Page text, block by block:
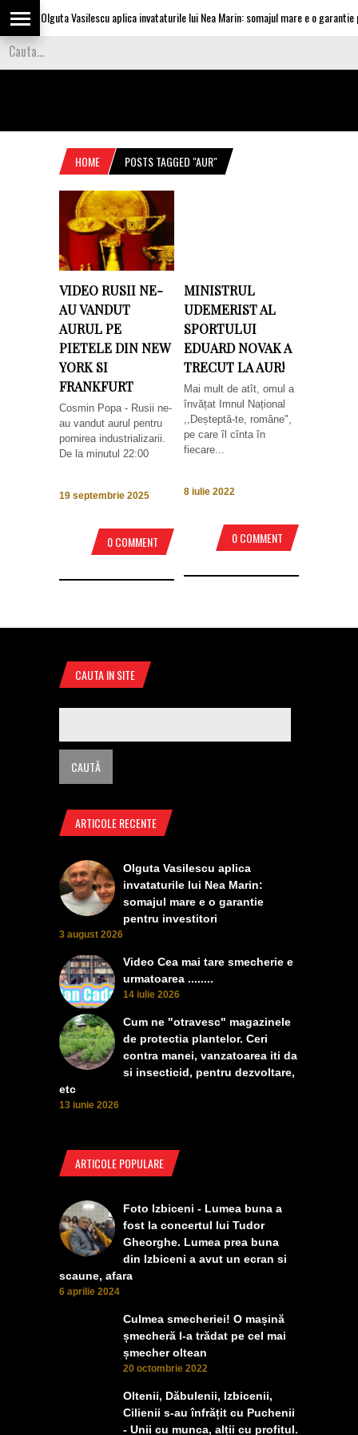
Olguta Vasilescu aplica invataturile lui Nea Marin: somajul mare e o garantie
HOME POSTS TAGGED "AUR"
VIDEO RUSII NE-
AU VANDUT
AURUL PE
PIETELE DIN NEW
YORK SI
FRANKFURT
Cosmin Popa - Rusii ne-
au vandut aurul pentru
pornirea industrializarii.
De la minutul 22:00
19 septembrie 2025
0 COMMENT
MINISTRUL
UDEMERIST AL
SPORTULUI
EDUARD NOVAK A
TRECUT LA AUR!
Mai mult de atît, omul a
învățat Imnul Național
,,Deșteptă-te, române",
pe care îl cînta în
fiecare...
8 iulie 2022
0 COMMENT
CAUTA IN SITE
ARTICOLE RECENTE
Olguta Vasilescu aplica
invataturile lui Nea Marin:
somajul mare e o garantie
pentru investitori
3 august 2026
Video Cea mai tare smecherie e
urmatoarea ........
14 iulie 2026
Cum ne "otravesc" magazinele
de protectia plantelor. Ceri
contra manei, vanzatoarea iti da
si insecticid, pentru dezvoltare,
etc
13 iunie 2026
ARTICOLE POPULARE
Foto Izbiceni - Lumea buna a
fost la concertul lui Tudor
Gheorghe. Lumea prea buna
din Izbiceni a avut un ecran si
scaune, afara
6 aprilie 2024
Culmea smecheriei! O mașină
șmecheră l-a trădat pe cel mai
șmecher oltean
20 octombrie 2022
Oltenii, Dăbulenii, Izbicenii,
Cilienii s-au înfrățit cu Puchenii
- Unii cu munca, alții cu profitul.